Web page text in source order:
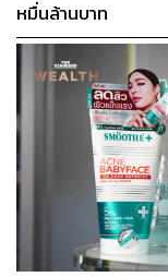
หมื่นล้านบาท